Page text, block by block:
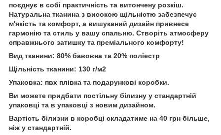
поєднує в собі практичність та витончену розкіш.
Натуральна тканина з високою щільністю забезпечує
м'якість та комфорт, а вишуканий дизайн привнесе
гармонію та стиль у вашу спальню. Створіть атмосферу
справжнього затишку та преміального комфорту!
Вид тканини: 80% бавовна та 20% поліестр
Щільність тканини: 130 г/м2
Упаковка: пвх плівка та подарункові коробки.
Ви можете придбати постільну білизну у стандартній
упаковці та в упаковці з новим дизайном.
Вартість білизни в коробці складатиме на 40 грн більше,
ніж у стандартній.